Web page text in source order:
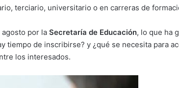
terciario, universitario o en carreras de
por la Secretaría de Educación, lo que ha
tiempo de inscribirse? y ¿qué se necesita para
los interesados.